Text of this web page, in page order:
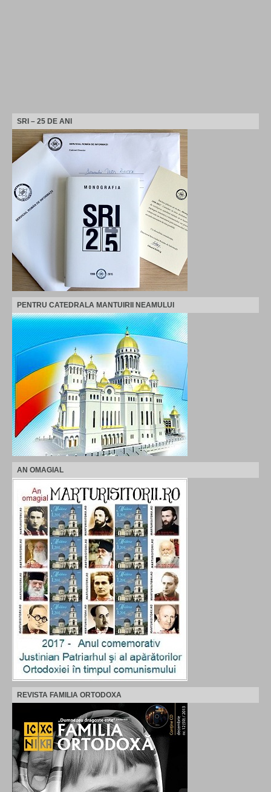
SRI – 25 DE ANI
PENTRU CATEDRALA MANTUIRII NEAMULUI
AN OMAGIAL
REVISTA FAMILIA ORTODOXA